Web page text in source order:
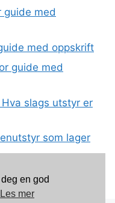
guide med
med oppskrift
guide med
slags utstyr er
som lager
en god
Les mer